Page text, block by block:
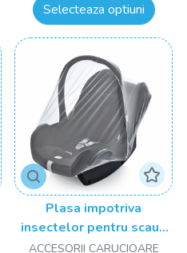
Selecteaza optiuni
Plasa impotriva
insectelor pentru scaun
auto 0-13 kg BabyJem
ACCESORII CARUCIOARE